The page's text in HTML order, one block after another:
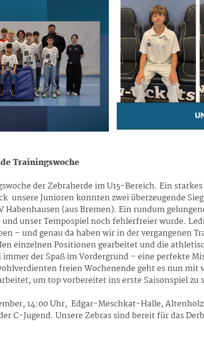
Trainingswoche
der Zebraherde im U15-Bereich. Ein
unsere Junioren konnten zwei überzeugende
Habenhausen (aus Bremen). Ein rundum
unser Tempospiel noch fehlerfreier wurde.
– und genau da haben wir in der vergangenen
einzelnen Positionen gearbeitet und die
der Spaß im Vordergrund – eine perfekte
freien Wochenende geht es nun mit
um top vorbereitet ins erste Saisonspiel zu
14:00 Uhr, Edgar-Meschkat-Halle,
C-Jugend. Unsere Zebras sind bereit für das